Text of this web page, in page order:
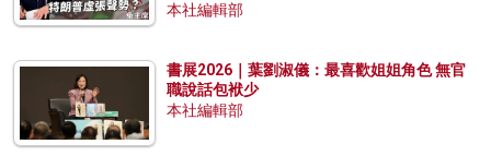
本社編輯部
書展2026｜葉劉淑儀：最喜歡姐姐角色 無官
職說話包袱少
本社編輯部